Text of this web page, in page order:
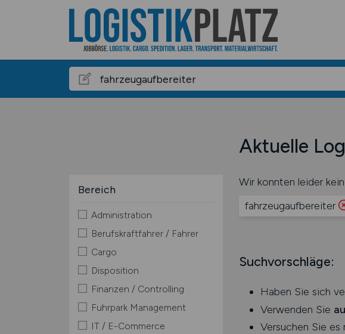
Aktuelle
Bereich
Administration
Berufskraftfahrer / Fahrer
Cargo
Disposition
Finanzen / Controlling
Fuhrpark Management
IT / E-Commerce
Wir konnten leider
fahrzeugaufbereiter
Suchvorschläge:
Haben Sie sich
Verwenden Sie
Versuchen Sie